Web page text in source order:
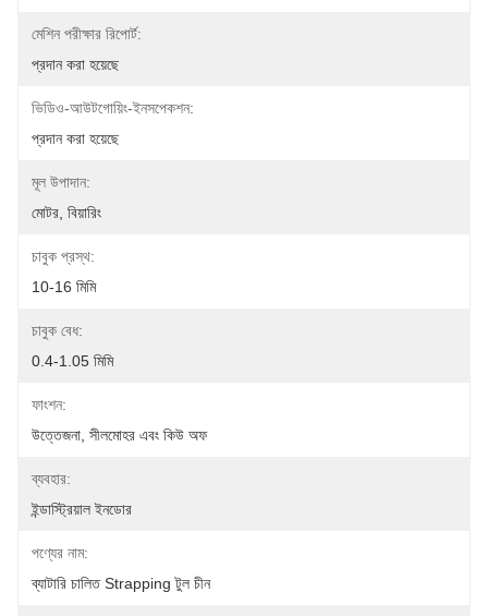
মেশিন পরীক্ষার রিপোর্ট:
প্রদান করা হয়েছে
ভিডিও-আউটগোয়িং-ইনসপেকশন:
প্রদান করা হয়েছে
মূল উপাদান:
মোটর, বিয়ারিং
চাবুক প্রস্থ:
10-16 মিমি
চাবুক বেধ:
0.4-1.05 মিমি
ফাংশন:
উত্তেজনা, সীলমোহর এবং কিউ অফ
ব্যবহার:
ইন্ডাস্ট্রিয়াল ইনডোর
পণ্যের নাম:
ব্যাটারি চালিত Strapping টুল চীন